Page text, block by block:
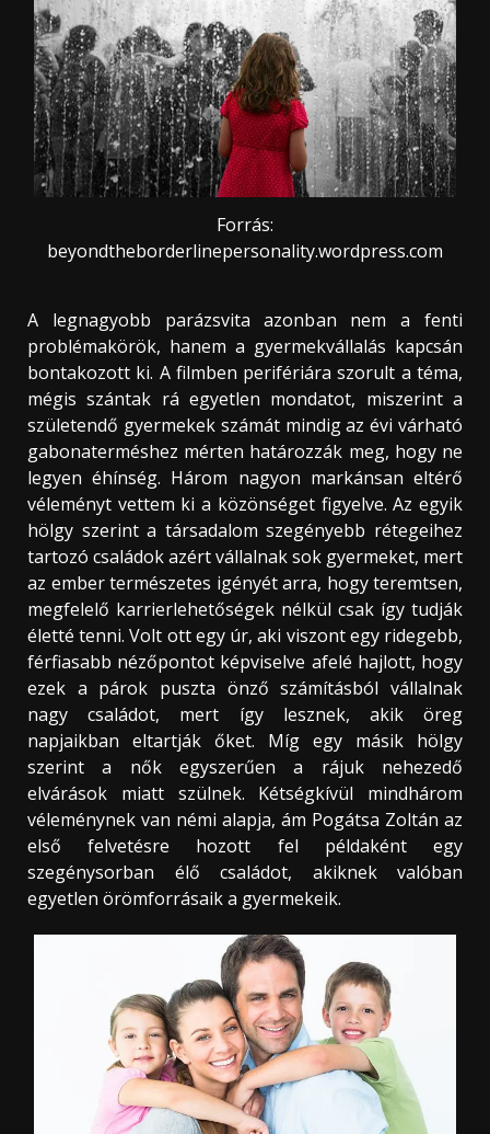
Forrás:
beyondtheborderlinepersonality.wordpress.com
A legnagyobb parázsvita azonban nem a fenti
problémakörök, hanem a gyermekvállalás kapcsán
bontakozott ki. A filmben perifériára szorult a téma,
mégis szántak rá egyetlen mondatot, miszerint a
születendő gyermekek számát mindig az évi várható
gabonaterméshez mérten határozzák meg, hogy ne
legyen éhínség. Három nagyon markánsan eltérő
véleményt vettem ki a közönséget figyelve. Az egyik
hölgy szerint a társadalom szegényebb rétegeihez
tartozó családok azért vállalnak sok gyermeket, mert
az ember természetes igényét arra, hogy teremtsen,
megfelelő karrierlehetőségek nélkül csak így tudják
életté tenni. Volt ott egy úr, aki viszont egy ridegebb,
férfiasabb nézőpontot képviselve afelé hajlott, hogy
ezek a párok puszta önző számításból vállalnak
nagy családot, mert így lesznek, akik öreg
napjaikban eltartják őket. Míg egy másik hölgy
szerint a nők egyszerűen a rájuk nehezedő
elvárások miatt szülnek. Kétségkívül mindhárom
véleménynek van némi alapja, ám Pogátsa Zoltán az
első felvetésre hozott fel példaként egy
szegénysorban élő családot, akiknek valóban
egyetlen örömforrásaik a gyermekeik.